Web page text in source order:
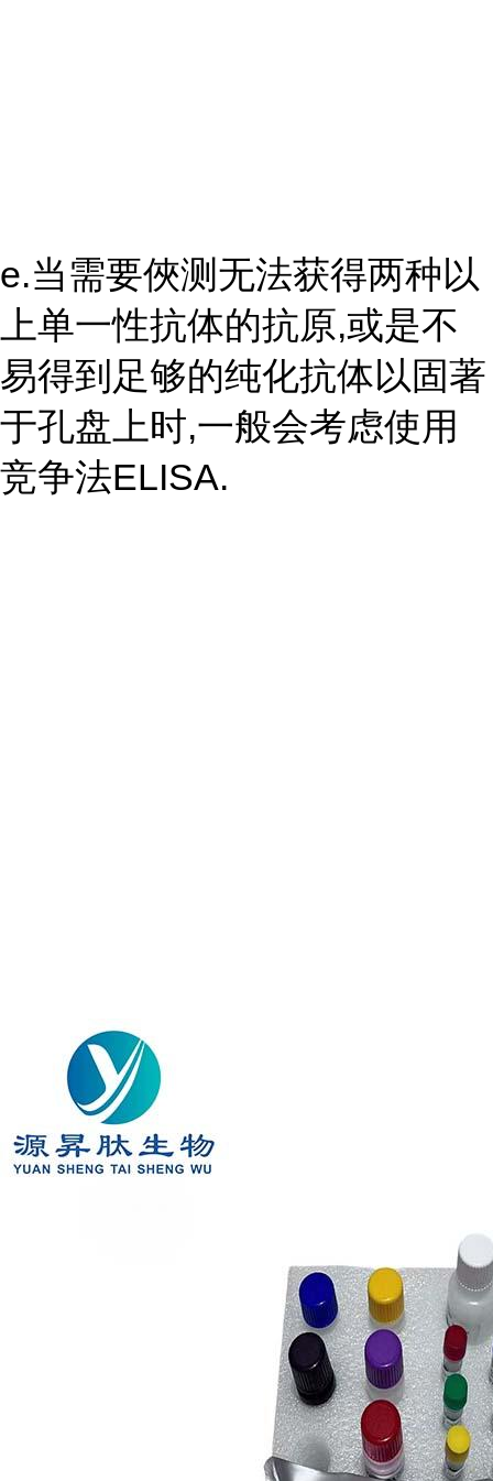
e.当需要俠测无法获得两种以
上单一性抗体的抗原,或是不
易得到足够的纯化抗体以固著
于孔盘上时,一般会考虑使用
竞争法ELISA.